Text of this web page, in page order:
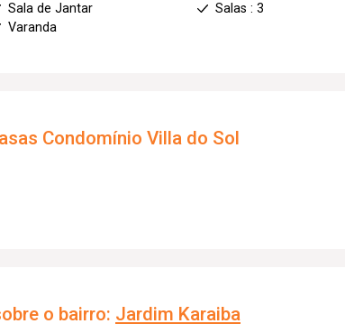
Sala de Jantar
Salas : 3
Varanda
Condomínio Villa do Sol
o bairro: Jardim Karaiba